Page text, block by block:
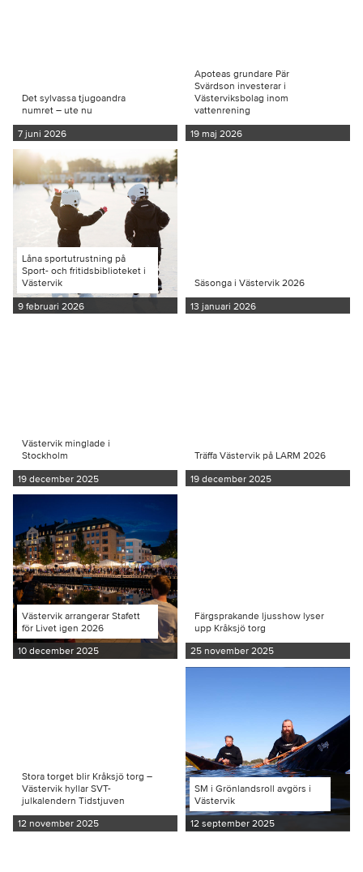
Det sylvassa tjugoandra
numret – ute nu
7 juni 2026
Apoteas grundare Pär
Svärdson investerar i
Västerviksbolag inom
vattenrening
19 maj 2026
Låna sportutrustning på
Sport- och fritidsbiblioteket i
Västervik
9 februari 2026
Säsonga i Västervik 2026
13 januari 2026
Västervik minglade i
Stockholm
19 december 2025
Träffa Västervik på LARM 2026
19 december 2025
Västervik arrangerar Stafett
för Livet igen 2026
10 december 2025
Färgsprakande ljusshow lyser
upp Kråksjö torg
25 november 2025
Stora torget blir Kråksjö torg –
Västervik hyllar SVT-
julkalendern Tidstjuven
12 november 2025
SM i Grönlandsroll avgörs i
Västervik
12 september 2025